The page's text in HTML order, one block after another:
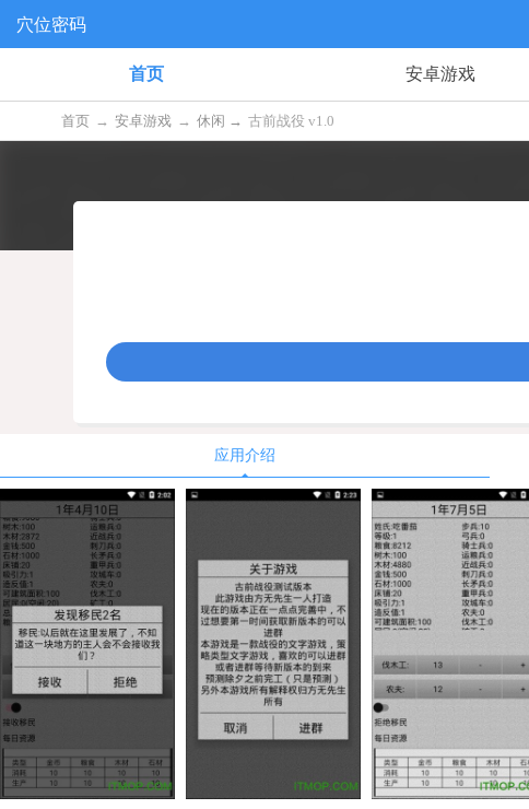
穴位密码
首页 安卓游戏
首页 → 安卓游戏 → 休闲 → 古前战役 v1.0
应用介绍